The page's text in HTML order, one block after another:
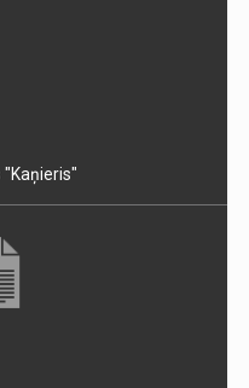
"Kaņieris"